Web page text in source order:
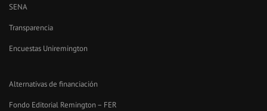
SENA
Transparencia
Encuestas Uniremington
Alternativas de financiación
Fondo Editorial Remington – FER